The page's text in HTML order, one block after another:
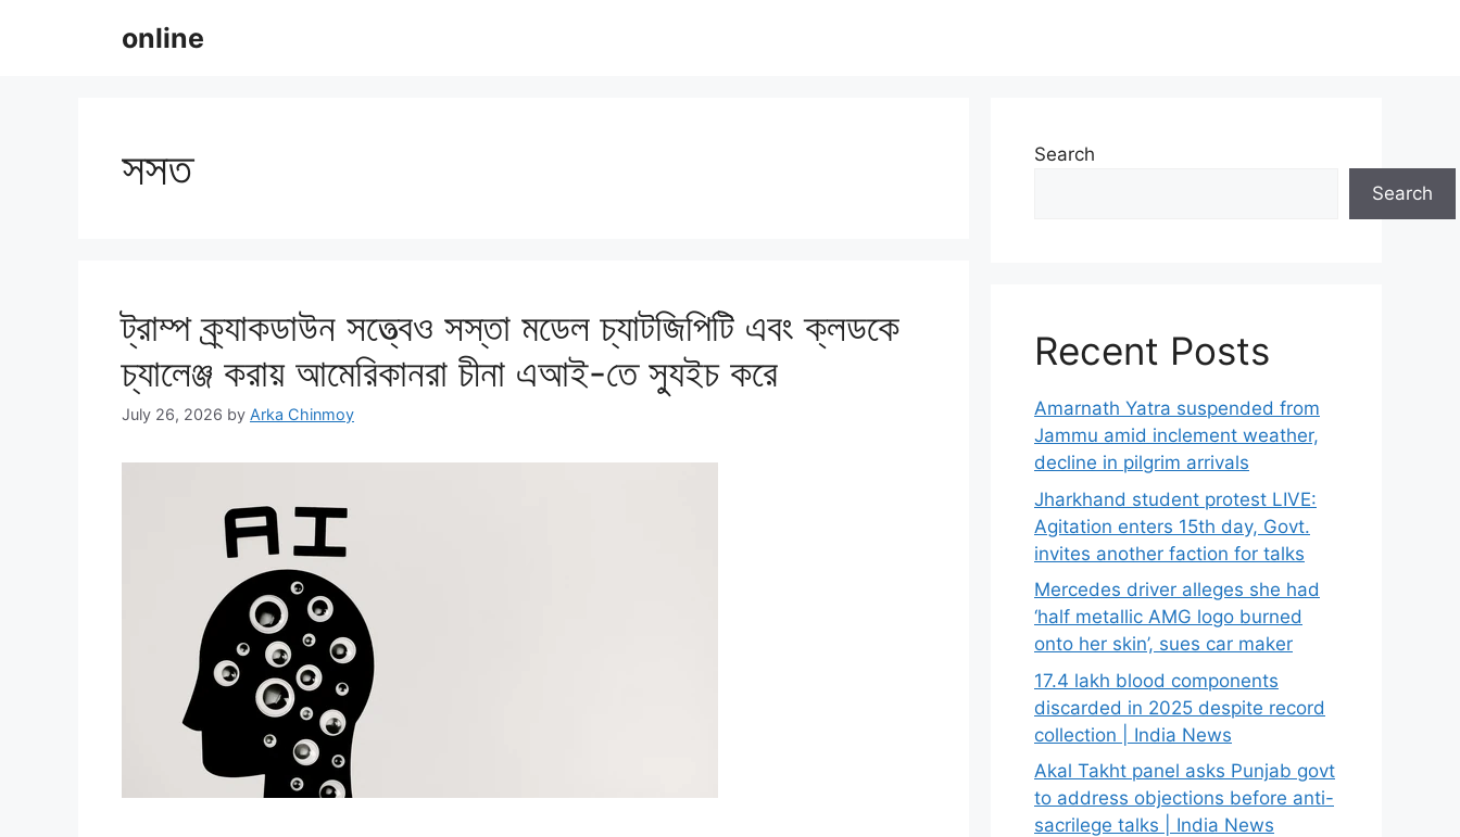
online
সসত
ট্রাম্প ক্র্যাকডাউন সত্ত্বেও সস্তা মডেল চ্যাটজিপিটি এবং ক্লডকে
চ্যালেঞ্জ করায় আমেরিকানরা চীনা এআই-তে স্যুইচ করে
July 26, 2026 by Arka Chinmoy
Search
Search
Recent Posts
Amarnath Yatra suspended from
Jammu amid inclement weather,
decline in pilgrim arrivals
Jharkhand student protest LIVE:
Agitation enters 15th day, Govt.
invites another faction for talks
Mercedes driver alleges she had
‘half metallic AMG logo burned
onto her skin’, sues car maker
17.4 lakh blood components
discarded in 2025 despite record
collection | India News
Akal Takht panel asks Punjab govt
to address objections before anti-
sacrilege talks | India News